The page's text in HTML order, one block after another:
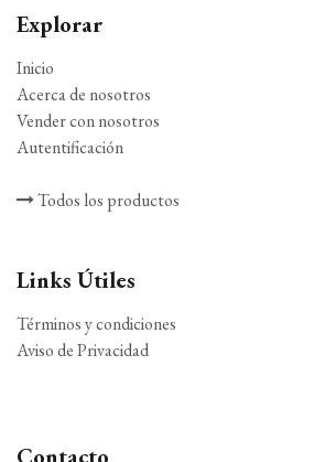
Explorar
Inicio
Acerca de nosotros
Vender con nosotros
Autentificación
Todos los productos
Links Útiles
Términos y condiciones
Aviso de Privacidad
Contacto